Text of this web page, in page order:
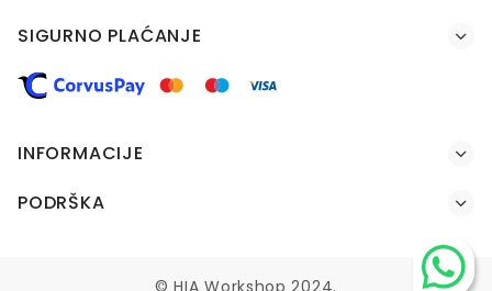
SIGURNO PLAĆANJE
INFORMACIJE
PODRŠKA
© HIA Workshop 2024.